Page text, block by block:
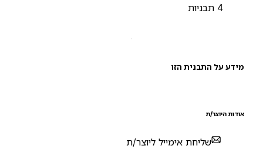
על התבנית הזו
היוצר/ת
שליחת אימייל ליוצר/ת